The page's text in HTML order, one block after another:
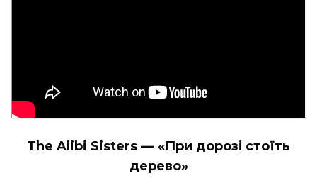
The Alibi Sisters — «При дорозі стоїть
дерево»